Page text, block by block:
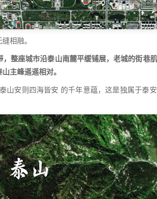
相融。
整座城市沿泰山南麓平缓铺展，老城的街巷
主峰遥遥相对。
山安则四海皆安 的千年意蕴，这是独属于泰